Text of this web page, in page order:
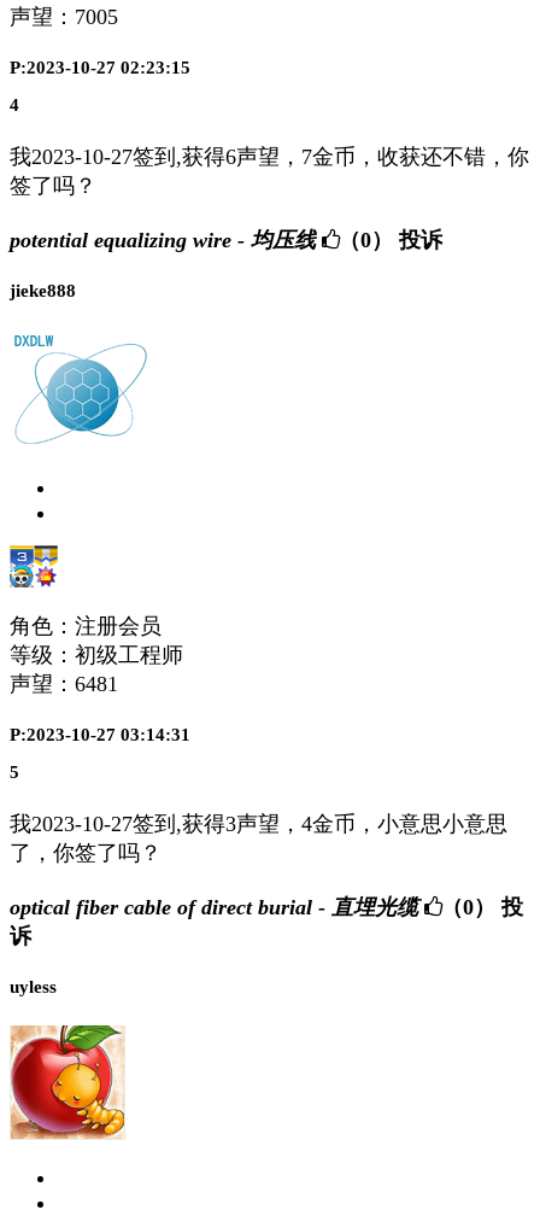
声望： 7005
P:2023-10-27 02:23:15
4
我2023-10-27签到,获得6声望，7金币，收获还不错，你
签了吗？
potential equalizing wire - 均压线 （0） 投诉
jieke888
角色：注册会员
等级：初级工程师
声望： 6481
P:2023-10-27 03:14:31
5
我2023-10-27签到,获得3声望，4金币，小意思小意思
了，你签了吗？
optical fiber cable of direct burial - 直埋光缆 （0）
投
诉
uyless